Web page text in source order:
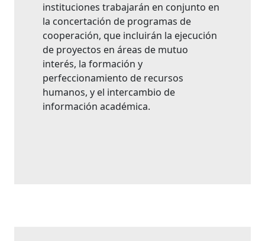
instituciones trabajarán en conjunto en
la concertación de programas de
cooperación, que incluirán la ejecución
de proyectos en áreas de mutuo
interés, la formación y
perfeccionamiento de recursos
humanos, y el intercambio de
información académica.